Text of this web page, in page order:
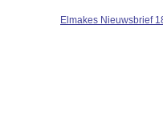
Elmakes Nieuwsbrief